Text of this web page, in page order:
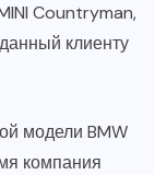
Countryman,
клиенту
модели BMW
компания